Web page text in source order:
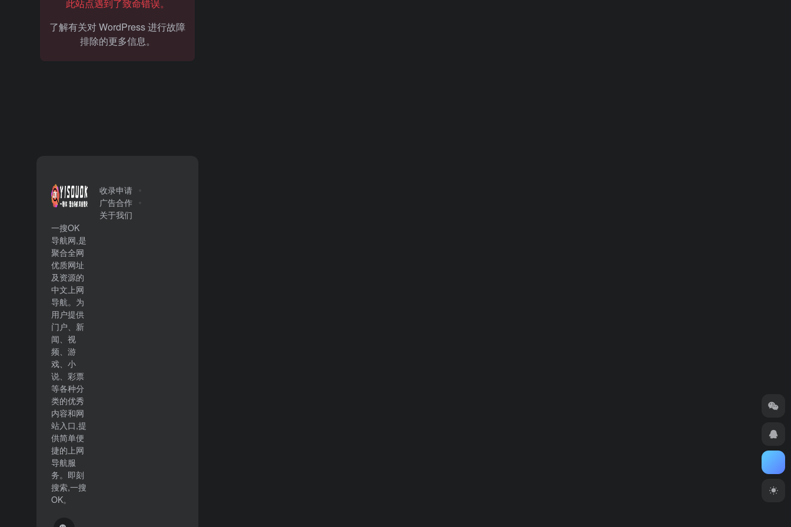
此站点遇到了致命错误。
了解有关对 WordPress 进行故障
排除的更多信息。
一搜OK
导航网,是
聚合全网
优质网址
及资源的
中文上网
导航。为
用户提供
门户、新
闻、视
频、游
戏、小
说、彩票
等各种分
类的优秀
内容和网
站入口,提
供简单便
捷的上网
导航服
务。即刻
搜索,一搜
OK。
收录申请
广告合作
关于我们